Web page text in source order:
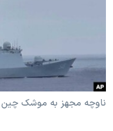
علم و فناوری
انتخابات ریاست جمهوری
حمله جمهوری اسلامی به
رمز مهسا
زبانهای مختلف
ناوچه مجهز به موشک چین